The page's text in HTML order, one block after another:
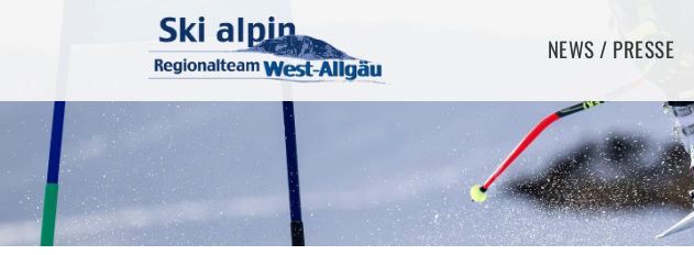
Navigation
überspringen
NEWS / PRESSE